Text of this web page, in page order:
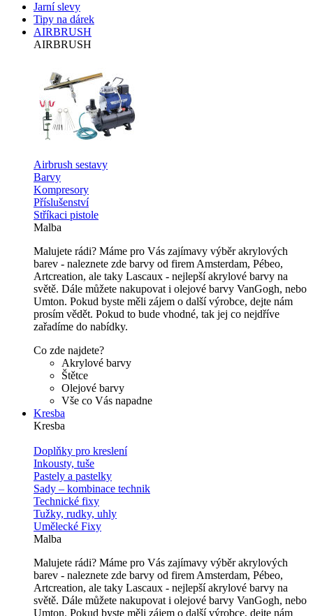
Jarní slevy
Tipy na dárek
AIRBRUSH
AIRBRUSH
Airbrush sestavy
Barvy
Kompresory
Příslušenství
Stříkaci pistole
Malba
Malujete rádi? Máme pro Vás zajímavy výběr akrylových
barev - naleznete zde barvy od firem Amsterdam, Pébeo,
Artcreation, ale taky Lascaux - nejlepší akrylové barvy na
světě. Dále můžete nakupovat i olejové barvy VanGogh, nebo
Umton. Pokud byste měli zájem o další výrobce, dejte nám
prosím vědět. Pokud to bude vhodné, tak jej co nejdříve
zařadíme do nabídky.
Co zde najdete?
Akrylové barvy
Štětce
Olejové barvy
Vše co Vás napadne
Kresba
Kresba
Doplňky pro kreslení
Inkousty, tuše
Pastely a pastelky
Sady – kombinace technik
Technické fixy
Tužky, rudky, uhly
Umělecké Fixy
Malba
Malujete rádi? Máme pro Vás zajímavy výběr akrylových
barev - naleznete zde barvy od firem Amsterdam, Pébeo,
Artcreation, ale taky Lascaux - nejlepší akrylové barvy na
světě. Dále můžete nakupovat i olejové barvy VanGogh, nebo
Umton. Pokud byste měli zájem o další výrobce, dejte nám